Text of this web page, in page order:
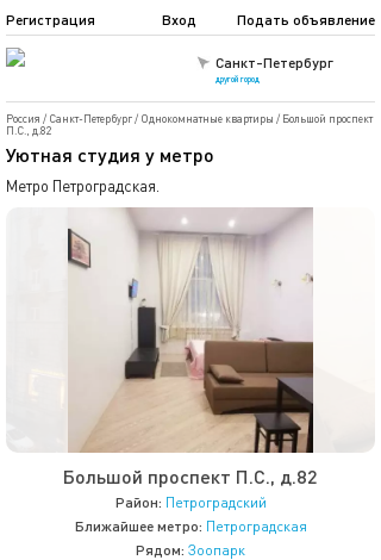
Санкт-Петербург
другой город
Подать объявление
Регистрация Вход
Россия / Санкт-Петербург/ Однокомнатные квартиры / Большой проспект
П.С., д.82
Уютная студия у метро
Метро Петроградская.
Большой проспект П.С., д.82
Район: Петроградский
Ближайшее метро: Петроградская
Рядом: Зоопарк